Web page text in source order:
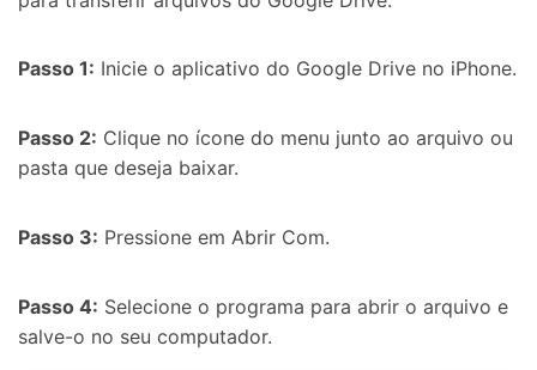
Passo 1: Inicie o aplicativo do Google Drive no iPhone.
Passo 2: Clique no ícone do menu junto ao arquivo ou
pasta que deseja baixar.
Passo 3: Pressione em Abrir Com.
Passo 4: Selecione o programa para abrir o arquivo e
salve-o no seu computador.